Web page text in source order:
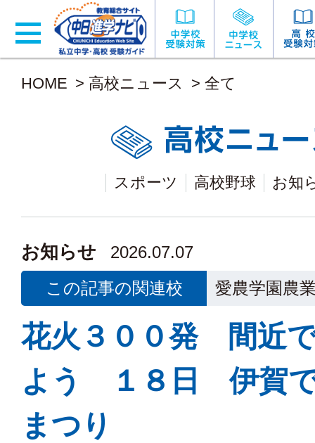
HOME > 高校ニュース > 全て
スポーツ 高校野球 お知
お知らせ
2026.07.07
この記事の関連校
愛農学園農
花火３００発 間近
よう １８日 伊賀
まつり